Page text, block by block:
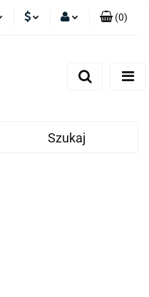
(0)
Szukaj